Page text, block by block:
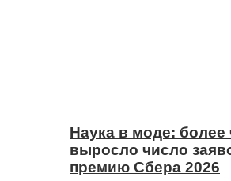
Наука в моде: более
выросло число
премию Сбера 2026